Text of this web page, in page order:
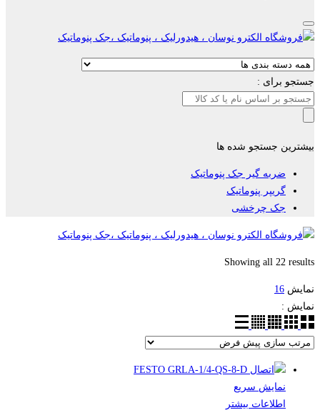
جستجو برای :
بیشترین جستجو شده ها
ضربه گیر جک پنوماتیک
گریپر پنوماتیک
جک چرخشی
Showing all 22 results
نمایش 16
نمایش :
نمایش سریع
اطلاعات بیشتر